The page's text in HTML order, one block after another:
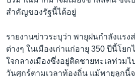
สำคัญของรัฐนี้ได้อยู่
รายงานข่าวระบุว่า พายุฝนกำลังแรง
ต่างๆ ในเมืองเก่าแก่อายุ 350 ปีนี้โย
ใจกลางเมืองซึ่งอยู่ติดชายทะเลท่วมไ
วันศุกร์ตามเวลาท้องถิ่น แม้พายุลูกนี้